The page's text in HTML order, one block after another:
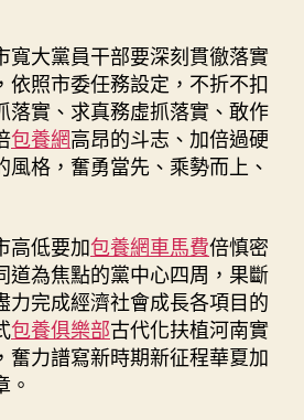
寬大黨員干部要深刻貫徹落實
依照市委任務設定，不折不扣
落實、求真務虛抓落實、敢作
包養網高昂的斗志、加倍過硬
格，奮勇當先、乘勢而上、
高低要加包養網車馬費倍慎密
道為焦點的黨中心四周，果斷
力完成經濟社會成長各項目的
包養俱樂部古代化扶植河南實
奮力譜寫新時期新征程華夏加